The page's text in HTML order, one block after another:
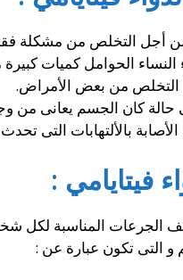
أجل التخلص من مشكلة
الحوامل كميات
التخلص من بعض الأمراض.
حالة كان الجسم يعانى من
بالألتهابات التى
فيتايامي :
الجرعات المناسبة لكل
و التى تكون عبارة عن :